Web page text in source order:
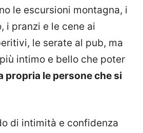
le escursioni montagna, i
i pranzi e le cene ai
le serate al pub, ma
intimo e bello che poter
propria le persone che si
di intimità e confidenza